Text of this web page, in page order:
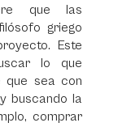
que las
griego
Este
lo que
que sea con
buscando la
comprar